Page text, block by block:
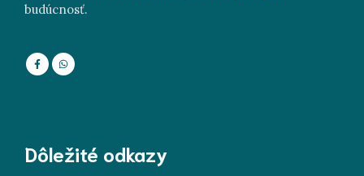
budúcnosť.
Dôležité odkazy